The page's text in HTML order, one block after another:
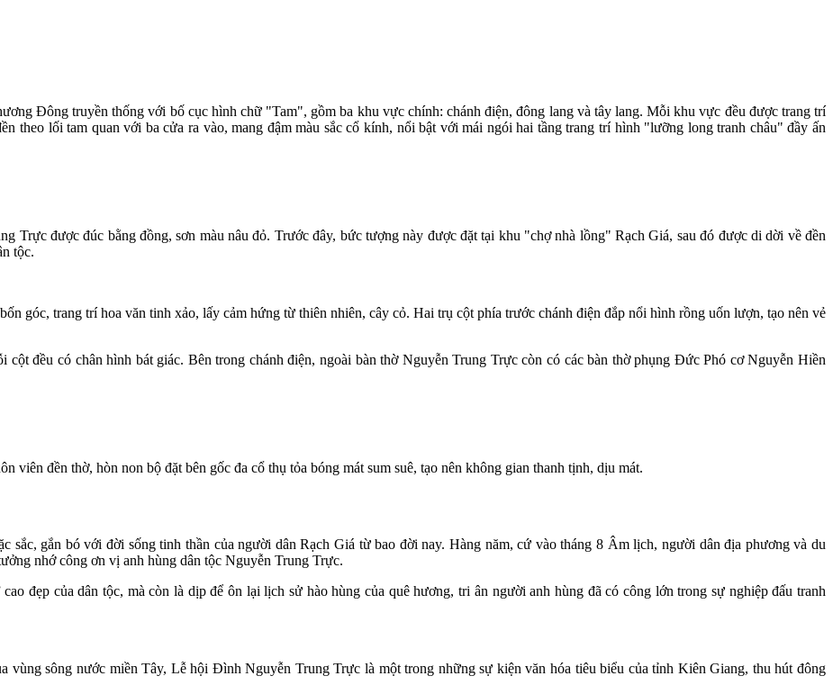
Đông truyền thống với bố cục hình chữ "Tam", gồm ba khu vực chính: chánh điện, đông lang và tây lang. Mỗi khu vực đều được trang trí
theo lối tam quan với ba cửa ra vào, mang đậm màu sắc cổ kính, nổi bật với mái ngói hai tầng trang trí hình "lưỡng long tranh châu" đầy ấn
Trực được đúc bằng đồng, sơn màu nâu đỏ. Trước đây, bức tượng này được đặt tại khu "chợ nhà lồng" Rạch Giá, sau đó được di dời về đền
tộc.
góc, trang trí hoa văn tinh xảo, lấy cảm hứng từ thiên nhiên, cây cỏ. Hai trụ cột phía trước chánh điện đắp nổi hình rồng uốn lượn, tạo nên vẻ
đều có chân hình bát giác. Bên trong chánh điện, ngoài bàn thờ Nguyễn Trung Trực còn có các bàn thờ phụng Đức Phó cơ Nguyễn Hiền
viên đền thờ, hòn non bộ đặt bên gốc đa cổ thụ tỏa bóng mát sum suê, tạo nên không gian thanh tịnh, dịu mát.
sắc, gắn bó với đời sống tinh thần của người dân Rạch Giá từ bao đời nay. Hàng năm, cứ vào tháng 8 Âm lịch, người dân địa phương và du
nhớ công ơn vị anh hùng dân tộc Nguyễn Trung Trực.
đẹp của dân tộc, mà còn là dịp để ôn lại lịch sử hào hùng của quê hương, tri ân người anh hùng đã có công lớn trong sự nghiệp đấu tranh
vùng sông nước miền Tây, Lễ hội Đình Nguyễn Trung Trực là một trong những sự kiện văn hóa tiêu biểu của tỉnh Kiên Giang, thu hút đông